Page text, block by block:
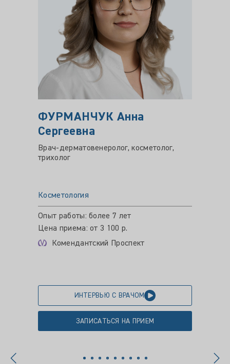
ФУРМАНЧУК Анна
Сергеевна
Врач-дерматовенеролог, косметолог,
трихолог
Косметология
Опыт работы: более 7 лет
Цена приема: от 3 100 р.
Комендантский Проспект
ИНТЕРВЬЮ С ВРАЧОМ
ЗАПИСАТЬСЯ НА ПРИЕМ